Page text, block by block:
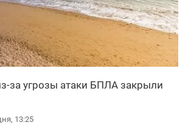
за угрозы атаки БПЛА закрыли
13:25